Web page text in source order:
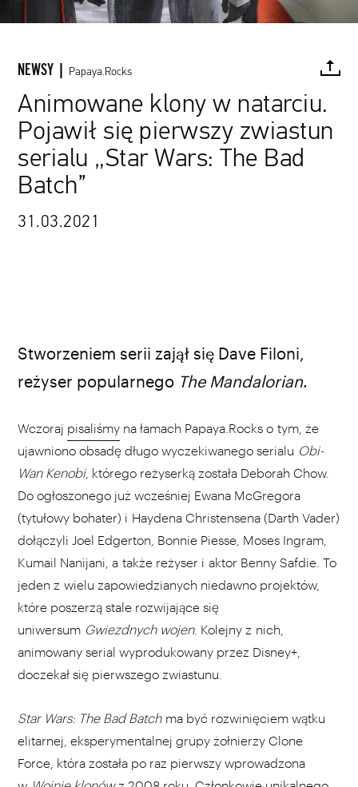
NEWSY | Papaya.Rocks
Animowane klony w natarciu.
Pojawił się pierwszy zwiastun
serialu „Star Wars: The Bad
Batch”
31.03.2021
FACEBOOK TWITTER PINTEREST MAIL
Stworzeniem serii zajął się Dave Filoni,
reżyser popularnego The Mandalorian.
Wczoraj pisaliśmy na łamach Papaya.Rocks o tym, że
ujawniono obsadę długo wyczekiwanego serialu Obi-
Wan Kenobi, którego reżyserką została Deborah Chow.
Do ogłoszonego już wcześniej Ewana McGregora
(tytułowy bohater) i Haydena Christensena (Darth Vader)
dołączyli Joel Edgerton, Bonnie Piesse, Moses Ingram,
Kumail Nanijani, a także reżyser i aktor Benny Safdie. To
jeden z wielu zapowiedzianych niedawno projektów,
które poszerzą stale rozwijające się
uniwersum Gwiezdnych wojen. Kolejny z nich,
animowany serial wyprodukowany przez Disney+,
doczekał się pierwszego zwiastunu.
Star Wars: The Bad Batch ma być rozwinięciem wątku
elitarnej, eksperymentalnej grupy żołnierzy Clone
Force, która została po raz pierwszy wprowadzona